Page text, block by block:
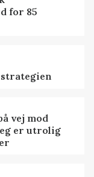
for 85
vej mod
er utrolig